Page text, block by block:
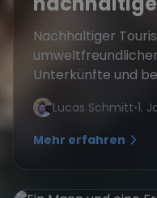
Nachhaltiger
Unterkünfte und
Lucas Schmitt•1.
Mehr erfahren